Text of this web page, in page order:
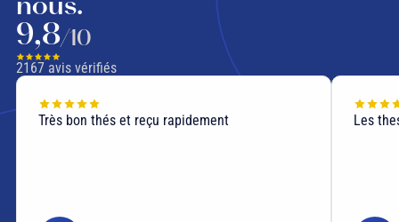
9,8/10
2167avis vérifiés
Très bon thés et reçu rapidement Les